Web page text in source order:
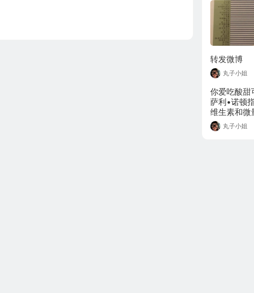
转发微博
丸子小姐
你爱吃酸甜
萨利•诺顿
维生素和微
具有保持心
能和改善视
丸子小姐